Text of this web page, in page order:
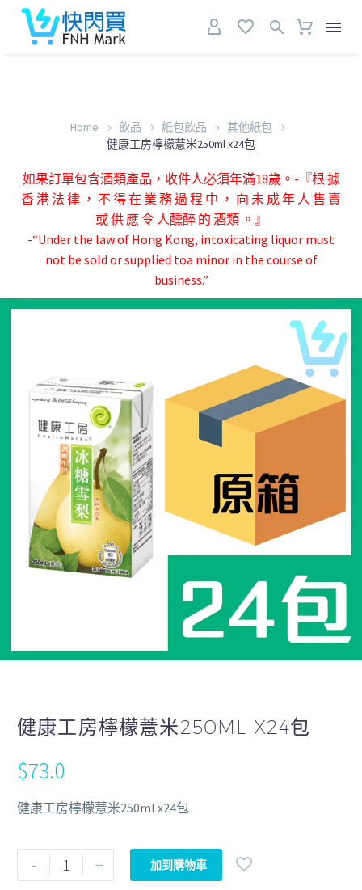
Home 飲品 紙包飲品
其他紙包
健康工房檸檬薏米250ml x24包
如果訂單包含酒類產品，收件人必須年滿18歲。-『根 據
香 港 法 律 ， 不 得 在 業 務 過 程 中 ， 向 未 成 年 人 售 賣
或 供 應 令 人醺醉 的 酒類 。』
-“Under the law of Hong Kong, intoxicating liquor must
not be sold or supplied toa minor in the course of
business.”
健康工房檸檬薏米250ML X24包
$73.0
健康工房檸檬薏米250ml x24包
- + 加到購物車